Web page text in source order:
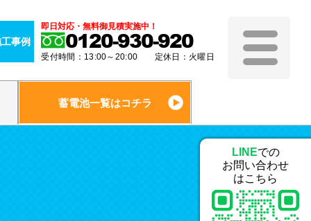
事例
即日対応・無料御見積実施中！
0120-930-920
受付時間：13:00～20:00 定休日：火曜日
蓄電池一覧はコチラ
LINEでの
お問い合わせ
はこちら